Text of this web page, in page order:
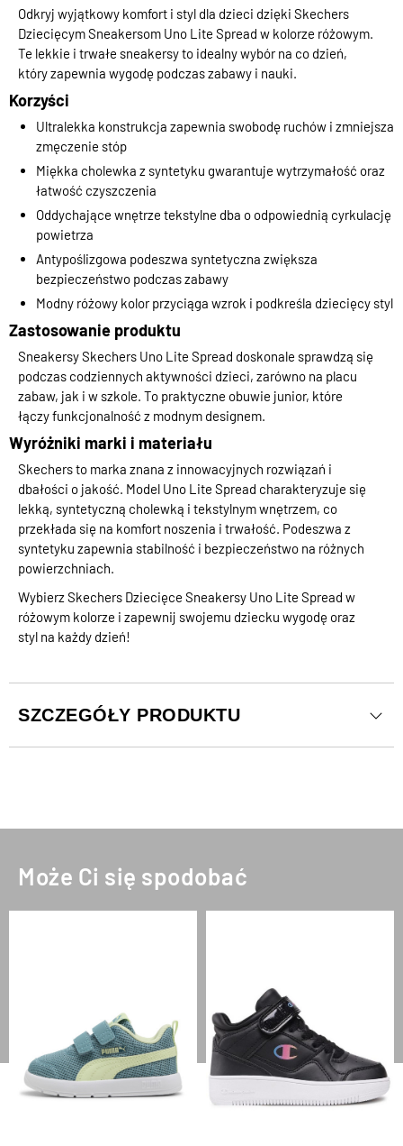
Odkryj wyjątkowy komfort i styl dla dzieci dzięki Skechers
Dziecięcym Sneakersom Uno Lite Spread w kolorze różowym.
Te lekkie i trwałe sneakersy to idealny wybór na co dzień,
który zapewnia wygodę podczas zabawy i nauki.
Korzyści
Ultralekka konstrukcja zapewnia swobodę ruchów i zmniejsza
zmęczenie stóp
Miękka cholewka z syntetyku gwarantuje wytrzymałość oraz
łatwość czyszczenia
Oddychające wnętrze tekstylne dba o odpowiednią cyrkulację
powietrza
Antypoślizgowa podeszwa syntetyczna zwiększa
bezpieczeństwo podczas zabawy
Modny różowy kolor przyciąga wzrok i podkreśla dziecięcy styl
Zastosowanie produktu
Sneakersy Skechers Uno Lite Spread doskonale sprawdzą się
podczas codziennych aktywności dzieci, zarówno na placu
zabaw, jak i w szkole. To praktyczne obuwie junior, które
łączy funkcjonalność z modnym designem.
Wyróżniki marki i materiału
Skechers to marka znana z innowacyjnych rozwiązań i
dbałości o jakość. Model Uno Lite Spread charakteryzuje się
lekką, syntetyczną cholewką i tekstylnym wnętrzem, co
przekłada się na komfort noszenia i trwałość. Podeszwa z
syntetyku zapewnia stabilność i bezpieczeństwo na różnych
powierzchniach.
Wybierz Skechers Dziecięce Sneakersy Uno Lite Spread w
różowym kolorze i zapewnij swojemu dziecku wygodę oraz
styl na każdy dzień!
SZCZEGÓŁY PRODUKTU
Może Ci się spodobać